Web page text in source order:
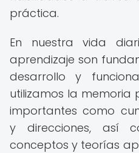
práctica.
En nuestra vida
aprendizaje son
desarrollo y
utilizamos la memoria
importantes como
y direcciones, así
conceptos y teorías